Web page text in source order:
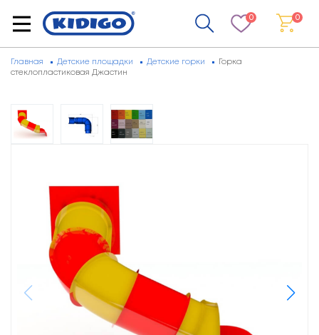
0 0
Главная Детские площадки Детские горки
Горка
стеклопластиковая Джастин